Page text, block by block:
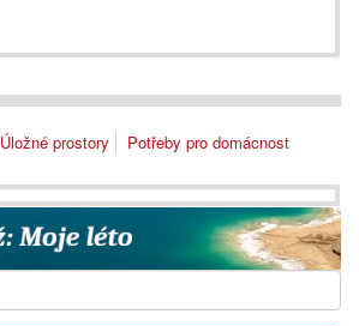
Úložné prostory Potřeby pro domácnost